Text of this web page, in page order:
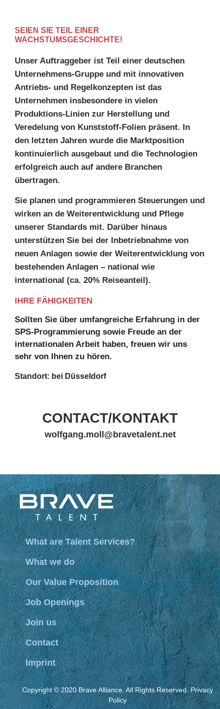
SEIEN SIE TEIL EINER
WACHSTUMSGESCHICHTE!
Unser Auftraggeber ist Teil einer deutschen
Unternehmens-Gruppe und mit innovativen
Antriebs- und Regelkonzepten ist das
Unternehmen insbesondere in vielen
Produktions-Linien zur Herstellung und
Veredelung von Kunststoff-Folien präsent. In
den letzten Jahren wurde die Marktposition
kontinuierlich ausgebaut und die Technologien
erfolgreich auch auf andere Branchen
übertragen.
Sie planen und programmieren Steuerungen und
wirken an de Weiterentwicklung und Pflege
unserer Standards mit. Darüber hinaus
unterstützen Sie bei der Inbetriebnahme von
neuen Anlagen sowie der Weiterentwicklung von
bestehenden Anlagen – national wie
international (ca. 20% Reiseanteil).
IHRE FÄHIGKEITEN
Sollten Sie über umfangreiche Erfahrung in der
SPS-Programmierung sowie Freude an der
internationalen Arbeit haben, freuen wir uns
sehr von Ihnen zu hören.
Standort: bei Düsseldorf
CONTACT/KONTAKT
wolfgang.moll@bravetalent.net
What are Talent Services?
What we do
Our Value Proposition
Job Openings
Join us
Contact
Imprint
Copyright © 2020 Brave Alliance. All Rights Reserved.Privacy
Policy
Taggedapplication,engineering,global,planning,